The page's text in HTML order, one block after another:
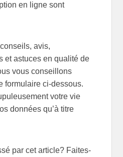
en ligne sont
avis,
et astuces en qualité de
vous conseillons
formulaire ci-dessous.
votre vie
données qu’à titre
par cet article? Faites-